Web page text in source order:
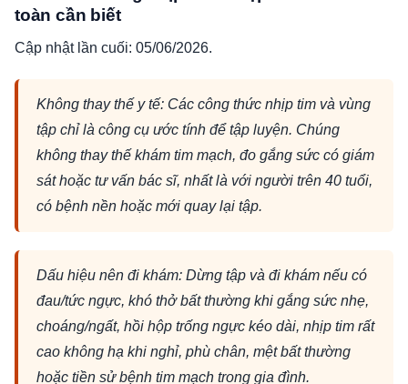
toàn cần biết
Cập nhật lần cuối: 05/06/2026.
Không thay thế y tế: Các công thức nhịp tim và vùng
tập chỉ là công cụ ước tính để tập luyện. Chúng
không thay thế khám tim mạch, đo gắng sức có giám
sát hoặc tư vấn bác sĩ, nhất là với người trên 40 tuổi,
có bệnh nền hoặc mới quay lại tập.
Dấu hiệu nên đi khám: Dừng tập và đi khám nếu có
đau/tức ngực, khó thở bất thường khi gắng sức nhẹ,
choáng/ngất, hồi hộp trống ngực kéo dài, nhịp tim rất
cao không hạ khi nghỉ, phù chân, mệt bất thường
hoặc tiền sử bệnh tim mạch trong gia đình.